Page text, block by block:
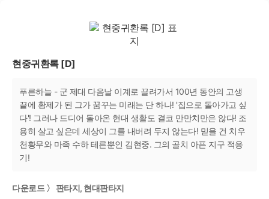
현중귀환록 [D]
푸른하늘 - 군 제대 다음날 이계로 끌려가서 100년 동안의 고생
끝에 황제가 된 그가 꿈꾸는 미래는 단 하나! '집으로 돌아가고 싶
다'! 그러나 드디어 돌아온 현대 생활도 결코 만만치만은 않다! 조
용히 살고 싶은데 세상이 그를 내버려 두지 않는다! 믿을 건 치우
천황무와 마족 수하 테른뿐인 김현중. 그의 골치 아픈 지구 적응
기!
다운로드 〉 판타지, 현대판타지